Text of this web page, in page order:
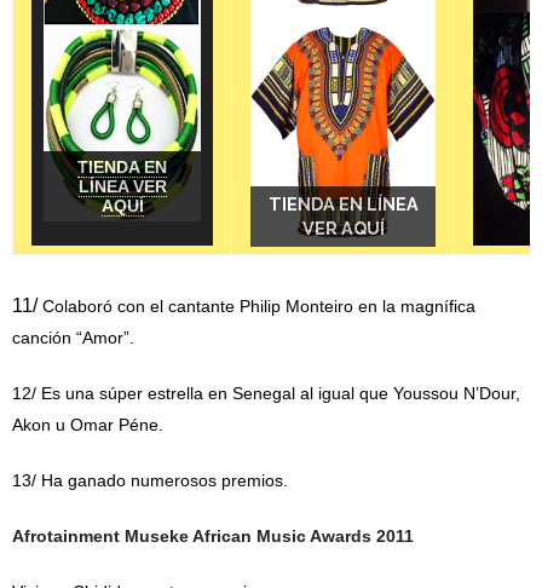
TIENDA EN
LÍNEA VER
AQUÍ
TIENDA EN LÍNEA
VER AQUÍ
TIENDA EN LÍNEA
VER AQUÍ
TIENDA EN LÍNEA
VER AQUÍ
TIENDA EN LÍNEA
VER AQUÍ
11/Colaboró ​​con el cantante Philip Monteiro en la magnífica
canción “Amor”.
12/ Es una súper estrella en Senegal al igual que Youssou N’Dour,
Akon u Omar Péne.
13/ Ha ganado numerosos premios.
Afrotainment Museke African Music Awards 2011